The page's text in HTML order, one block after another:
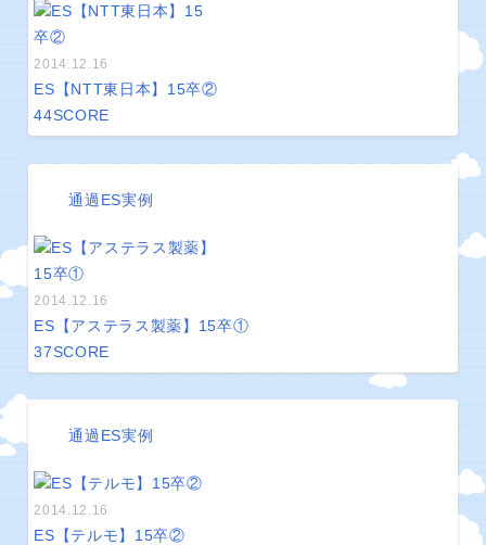
2014.12.16
ES【NTT東日本】15卒②
44SCORE
通過ES実例
2014.12.16
ES【アステラス製薬】15卒①
37SCORE
通過ES実例
2014.12.16
ES【テルモ】15卒②